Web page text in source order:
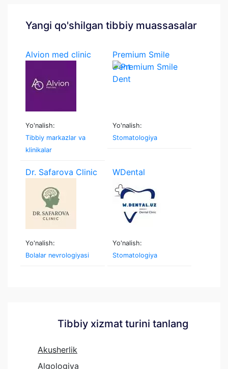
Yangi qo'shilgan tibbiy muassasalar
Alvion med clinic
Yo'nalish:
Tibbiy markazlar va
klinikalar
Premium Smile
Dent
Yo'nalish:
Stomatologiya
Dr. Safarova Clinic
Yo'nalish:
Bolalar nevrologiyasi
WDental
Yo'nalish:
Stomatologiya
Tibbiy xizmat turini tanlang
Akusherlik
Algologiya